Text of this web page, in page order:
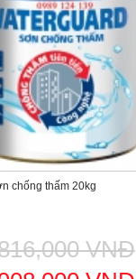
chống thấm 20kg
VNĐ